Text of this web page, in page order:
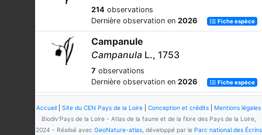
214 observations
Dernière observation en 2026 Fiche espèce
Campanule
Campanula L., 1753
7 observations
Dernière observation en 2026 Fiche espèce
Campanule carillon
Campanula mediumL., 1753
3observations
Accueil Site du CEN Pays de la Loire Conception et crédits
Mentions légales
Biodiv'Pays de la Loire - Atlas de la faune et de la flore des Pays de la Loire,
2024 - Réalisé avec GeoNature-atlas, développé par le Parc national des Écrins